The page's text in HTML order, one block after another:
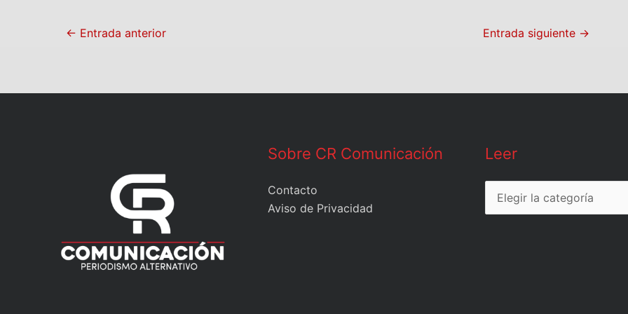
← Entrada anterior Entrada siguiente →
Sobre CR Comunicación
Contacto
Aviso de Privacidad
Leer
Leer